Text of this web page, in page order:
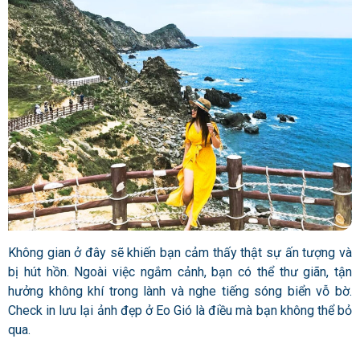
Không gian ở đây sẽ khiến bạn cảm thấy thật sự ấn tượng và
bị hút hồn. Ngoài việc ngắm cảnh, bạn có thể thư giãn, tận
hưởng không khí trong lành và nghe tiếng sóng biển vỗ bờ.
Check in lưu lại ảnh đẹp ở Eo Gió là điều mà bạn không thể bỏ
qua.